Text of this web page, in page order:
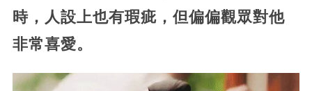
時，人設上也有瑕疵，但偏偏觀眾對他
非常喜愛。